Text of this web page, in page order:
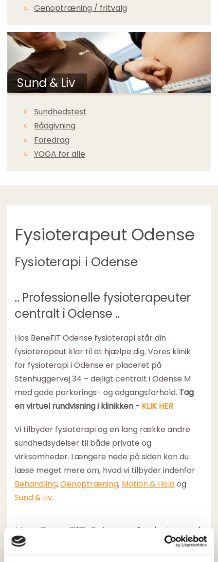
Genoptræning / fritvalg
Sund & Liv
Sundhedstest
Rådgivning
Foredrag
YOGA for alle
Fysioterapeut Odense
Fysioterapi i Odense
.. Professionelle fysioterapeuter
centralt i Odense ..
Hos BeneFiT Odense fysioterapi står din
fysioterapeut klar til at hjælpe dig. Vores klinik
for fysioterapi i Odense er placeret på
Stenhuggervej 34 – dejligt centralt i Odense M
med gode parkerings- og adgangsforhold. Tag
en virtuel rundvisning i klinikken - KLIK HER
Vi tilbyder fysioterapi og en lang række andre
sundhedsydelser til både private og
virksomheder. Længere nede på siden kan du
læse meget mere om, hvad vi tilbyder indenfor
Behandling,Genoptræning, Motion & Holdog
Sund & Liv.
Hos BeneFiT Odense fysioterapi
har vi overenskomst med den
offentlige sygesikring.